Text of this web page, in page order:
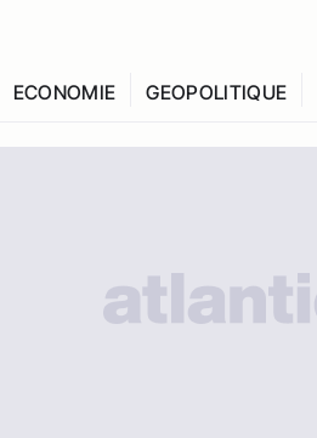
ECONOMIE GEOPOLITIQUE